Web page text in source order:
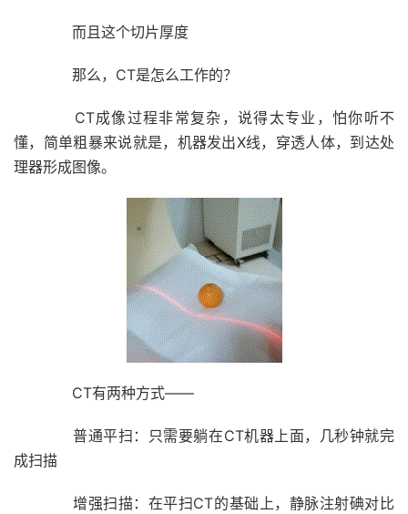
而且这个切片厚度
那么，CT是怎么工作的？
CT成像过程非常复杂，说得太专业，怕你听不
懂，简单粗暴来说就是，机器发出X线，穿透人体，到达处
理器形成图像。
CT有两种方式——
普通平扫：
只需要躺在CT机器上面，几秒钟就完
成扫描
增强扫描： 在平扫CT的基础上，静脉注射碘对比